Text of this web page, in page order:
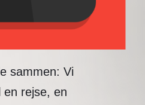
sammen: Vi
en rejse, en